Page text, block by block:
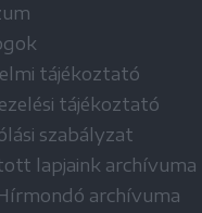
tájékoztató
tájékoztató
szabályzat
lapjaink archívuma
archívuma